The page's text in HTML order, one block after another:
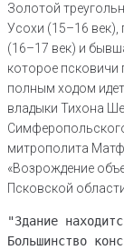
Золотой
Усохи (15–16
(16–17 век) и
которое
полным ходом
владыки Тихона
митрополита
«Возрождение
Псковской
"Здание
Большинство